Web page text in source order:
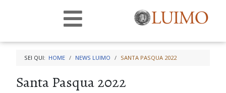
SEI QUI: HOME NEWS LUIMO SANTA PASQUA 2022
Santa Pasqua 2022